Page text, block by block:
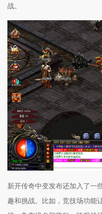
战。
新开传奇中变发布还加入了一
趣和挑战。比如，竞技场功能